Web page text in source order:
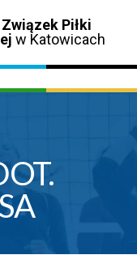
Piłki
w Katowicach